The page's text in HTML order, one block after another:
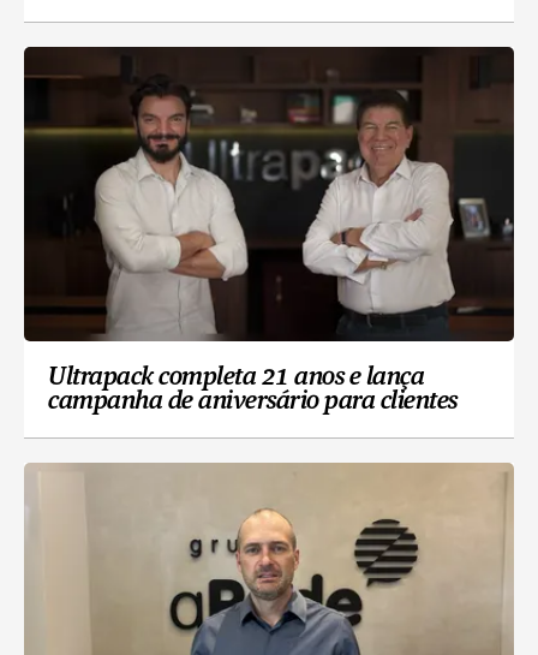
Ultrapack completa 21 anos e lança
campanha de aniversário para clientes